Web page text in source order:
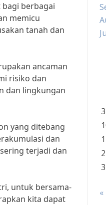
berbagai
memicu
tanah dan
ancaman
risiko dan
dan lingkungan
yang ditebang
dan
terjadi dan
untuk bersama-
kita dapat
3